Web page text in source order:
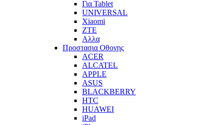
Για Tablet
UNIVERSAL
Xiaomi
ZTE
Αλλα
Προστασια Οθονης
ACER
ALCATEL
APPLE
ASUS
BLACKBERRY
HTC
HUAWEI
iPad